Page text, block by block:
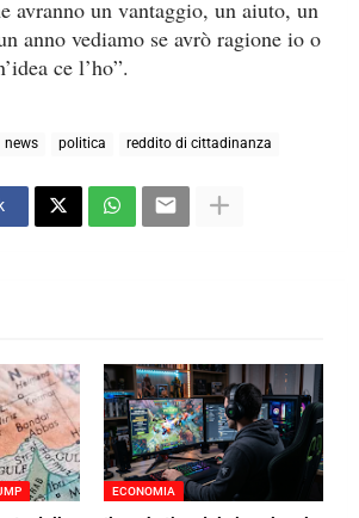
avranno un vantaggio, un aiuto, un
anno vediamo se avrò ragione io o
ce l’ho”.
news politica reddito di cittadinanza
ECONOMIA